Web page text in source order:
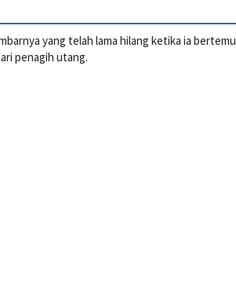
yang telah lama hilang ketika ia bertemu
penagih utang.